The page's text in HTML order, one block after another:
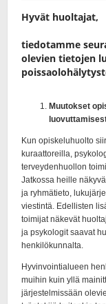
Hyvät huoltajat,
tiedotamme
olevien tietojen